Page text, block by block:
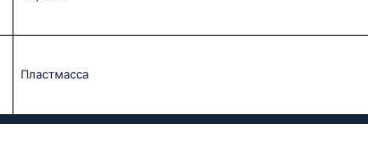
Пластмасса